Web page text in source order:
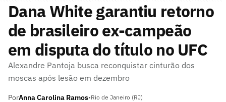
Dana White garantiu retorno
de brasileiro ex-campeão
em disputa do título no UFC
Alexandre Pantoja busca reconquistar cinturão dos
moscas após lesão em dezembro
PorAnna Carolina Ramos•Rio de Janeiro (RJ)